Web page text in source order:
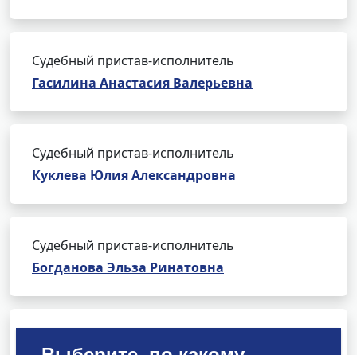
Судебный пристав-исполнитель
Гасилина Анастасия Валерьевна
Судебный пристав-исполнитель
Куклева Юлия Александровна
Судебный пристав-исполнитель
Богданова Эльза Ринатовна